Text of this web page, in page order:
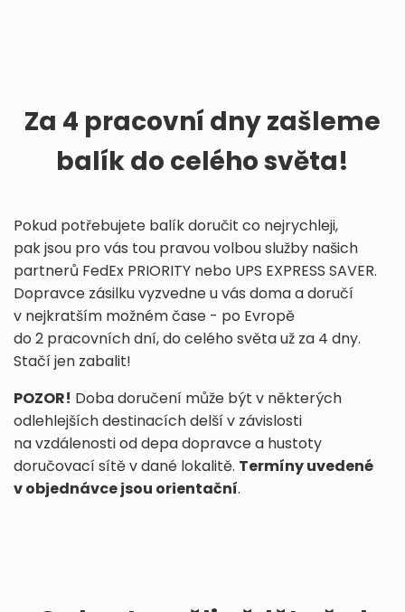
Za 4 pracovní dny zašleme
balík do celého světa!
Pokud potřebujete balík doručit co nejrychleji,
pak jsou pro vás tou pravou volbou služby našich
partnerů FedEx PRIORITY nebo UPS EXPRESS SAVER.
Dopravce zásilku vyzvedne u vás doma a doručí
v nejkratším možném čase - po Evropě
do 2 pracovních dní, do celého světa už za 4 dny.
Stačí jen zabalit!
POZOR! Doba doručení může být v některých
odlehlejších destinacích delší v závislosti
na vzdálenosti od depa dopravce a hustoty
doručovací sítě v dané lokalitě. Termíny uvedené
v objednávce jsou orientační.